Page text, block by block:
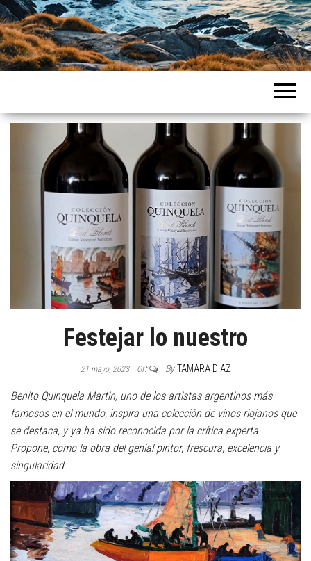
Intercountries
Festejar lo nuestro
21 mayo, 2023 Off By TAMARA DIAZ
Benito Quinquela Martin, uno de los artistas argentinos más
famosos en el mundo, inspira una colección de vinos riojanos que
se destaca, y ya ha sido reconocida por la crítica experta.
Propone, como la obra del genial pintor, frescura, excelencia y
singularidad.